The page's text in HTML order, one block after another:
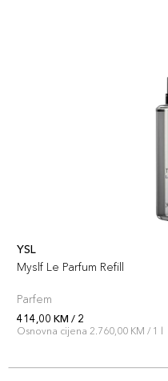
YSL
Myslf Le Parfum Refill
Parfem
414,00 KM / 2
Osnovna cijena 2.760,00 KM / 1 l